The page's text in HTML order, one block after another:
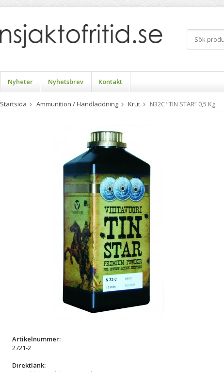
Nyheter Nyhetsbrev Kontakt
Startsida Ammunition / Handladdning Krut N32C ”TIN STAR” 0,5 Kg
Artikelnummer:
2721-2
Direktlänk: